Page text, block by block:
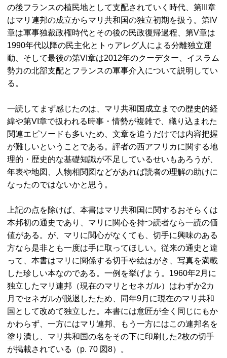
の後フランスの植民地として支配されていく時代、第III章
はマリ連邦の成立からマリ共和国の独立初期を扱う。第IV
章は軍事独裁政権時代とその後の民政復帰過程、第V章は
1990年代以降の民主化とトゥアレグ人による分離独立運
動、そして最後の第VI章は2012年のクーデター、イスラム
勢力の北部支配とフランスの軍事介入について説明してい
る。
一読してまず感じたのは、マリ共和国成立までの歴史的経
緯や第VI章で扱われる時事・情勢が複雑で、織り込まれた
関連エピソードも多いため、文章を追うだけでは内容把握
が難しいということである。評者の西アフリカに関する地
理的・歴史的な基礎知識が不足しているせいもあろうが、
年表や地図、人物相関図などがあれば読者の理解の助けに
なったのではないかと思う。
上記の点を除けば、本書はマリ共和国に関するおそらくは
本邦初の通史であり、マリに関心を持つ読者なら一読の価
値がある。が、マリに関心がなくても、切手に興味のある
方なら是非とも一度は手に取ってほしい。従来の通史と違
って、本書はマリに関係する切手や絵はがき、写真を満載
した珍しい本なのである。一例を挙げよう。1960年2月に
独立したマリ連邦（現在のマリとセネガル）はわずか2カ
月でセネガルが脱退したため、同年9月に現在のマリ共和
国として改めて独立した。本書には意匠が全く同じにもか
かわらず、一方にはマリ連邦、もう一方にはこの連邦名を
塗り潰し、マリ共和国の名をその下に印刷した2枚の切手
が掲載されている（p. 70 図8）。